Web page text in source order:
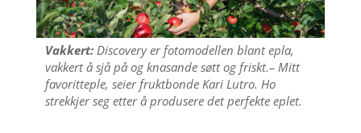
Vakkert:Discovery er fotomodellen blant epla,
vakkert å sjå på og knasande søtt og friskt.– Mitt
favoritteple, seier fruktbonde Kari Lutro. Ho
strekkjer seg etter å produsere det perfekte eplet.